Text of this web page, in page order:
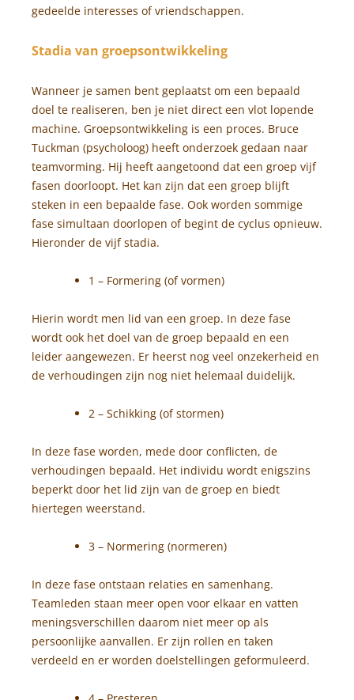
gedeelde interesses of vriendschappen.
Stadia van groepsontwikkeling
Wanneer je samen bent geplaatst om een bepaald
doel te realiseren, ben je niet direct een vlot lopende
machine. Groepsontwikkeling is een proces. Bruce
Tuckman (psycholoog) heeft onderzoek gedaan naar
teamvorming. Hij heeft aangetoond dat een groep vijf
fasen doorloopt. Het kan zijn dat een groep blijft
steken in een bepaalde fase. Ook worden sommige
fase simultaan doorlopen of begint de cyclus opnieuw.
Hieronder de vijf stadia.
1 – Formering (of vormen)
Hierin wordt men lid van een groep. In deze fase
wordt ook het doel van de groep bepaald en een
leider aangewezen. Er heerst nog veel onzekerheid en
de verhoudingen zijn nog niet helemaal duidelijk.
2 – Schikking (of stormen)
In deze fase worden, mede door conflicten, de
verhoudingen bepaald. Het individu wordt enigszins
beperkt door het lid zijn van de groep en biedt
hiertegen weerstand.
3 – Normering (normeren)
In deze fase ontstaan relaties en samenhang.
Teamleden staan meer open voor elkaar en vatten
meningsverschillen daarom niet meer op als
persoonlijke aanvallen. Er zijn rollen en taken
verdeeld en er worden doelstellingen geformuleerd.